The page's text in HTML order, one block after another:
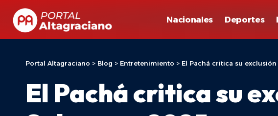
Nacionales Deportes
Portal Altagraciano > Blog > Entretenimiento > El Pachá critica su
El Pachá critica su